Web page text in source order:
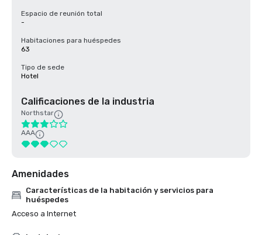
Espacio de reunión total
-
Habitaciones para huéspedes
63
Tipo de sede
Hotel
Calificaciones de la industria
Northstar
AAA
Amenidades
Características de la habitación y servicios para
huéspedes
Acceso a Internet